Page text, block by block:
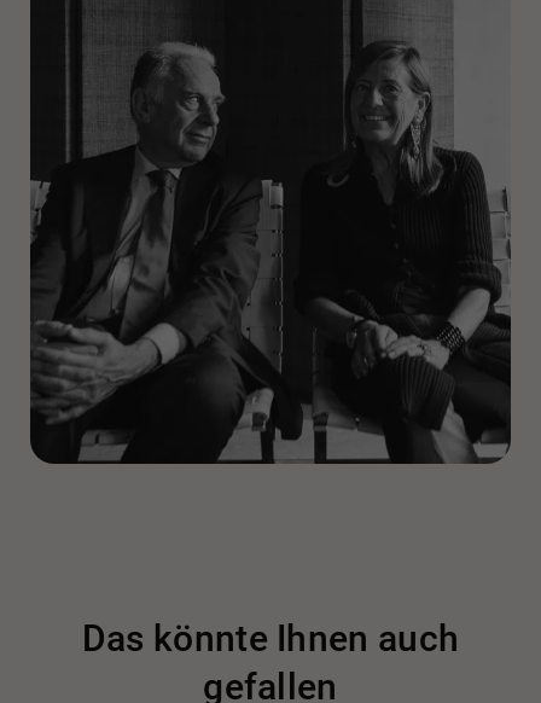
die später exklusiv weitergeführt werden. Angelo
Mangiarottis Produkte im Katalog von Agape und
Agapecasa wurden vom Studio Benedini Associati
entwickelt. Von 1974 bis 1990 ist er Art Director und
Designer der gesamten Schirolli-Produktion, Bürofabrik,
die 1888 gegründet wurde. 1990 nahm das Studio den
Namen Benedini & Partners an.
Von 1991 bis 1995 verantwortet er den Bereich Stil und
ist Vizepräsident von Bugatti Automobili. Der Stil des EB
110, die SS-Version und das Konzept des EB 112
entstammen seiner Kreation.
Im Jahr 1999 nahm die Abteilung für Innenarchitektur,
Das könnte Ihnen auch
gefallen